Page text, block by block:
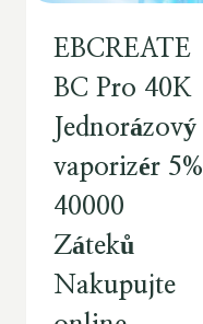
EBCREATE
BC Pro 40K
Jednorázový
vaporizér 5%
40000
Záteků
Nakupujte